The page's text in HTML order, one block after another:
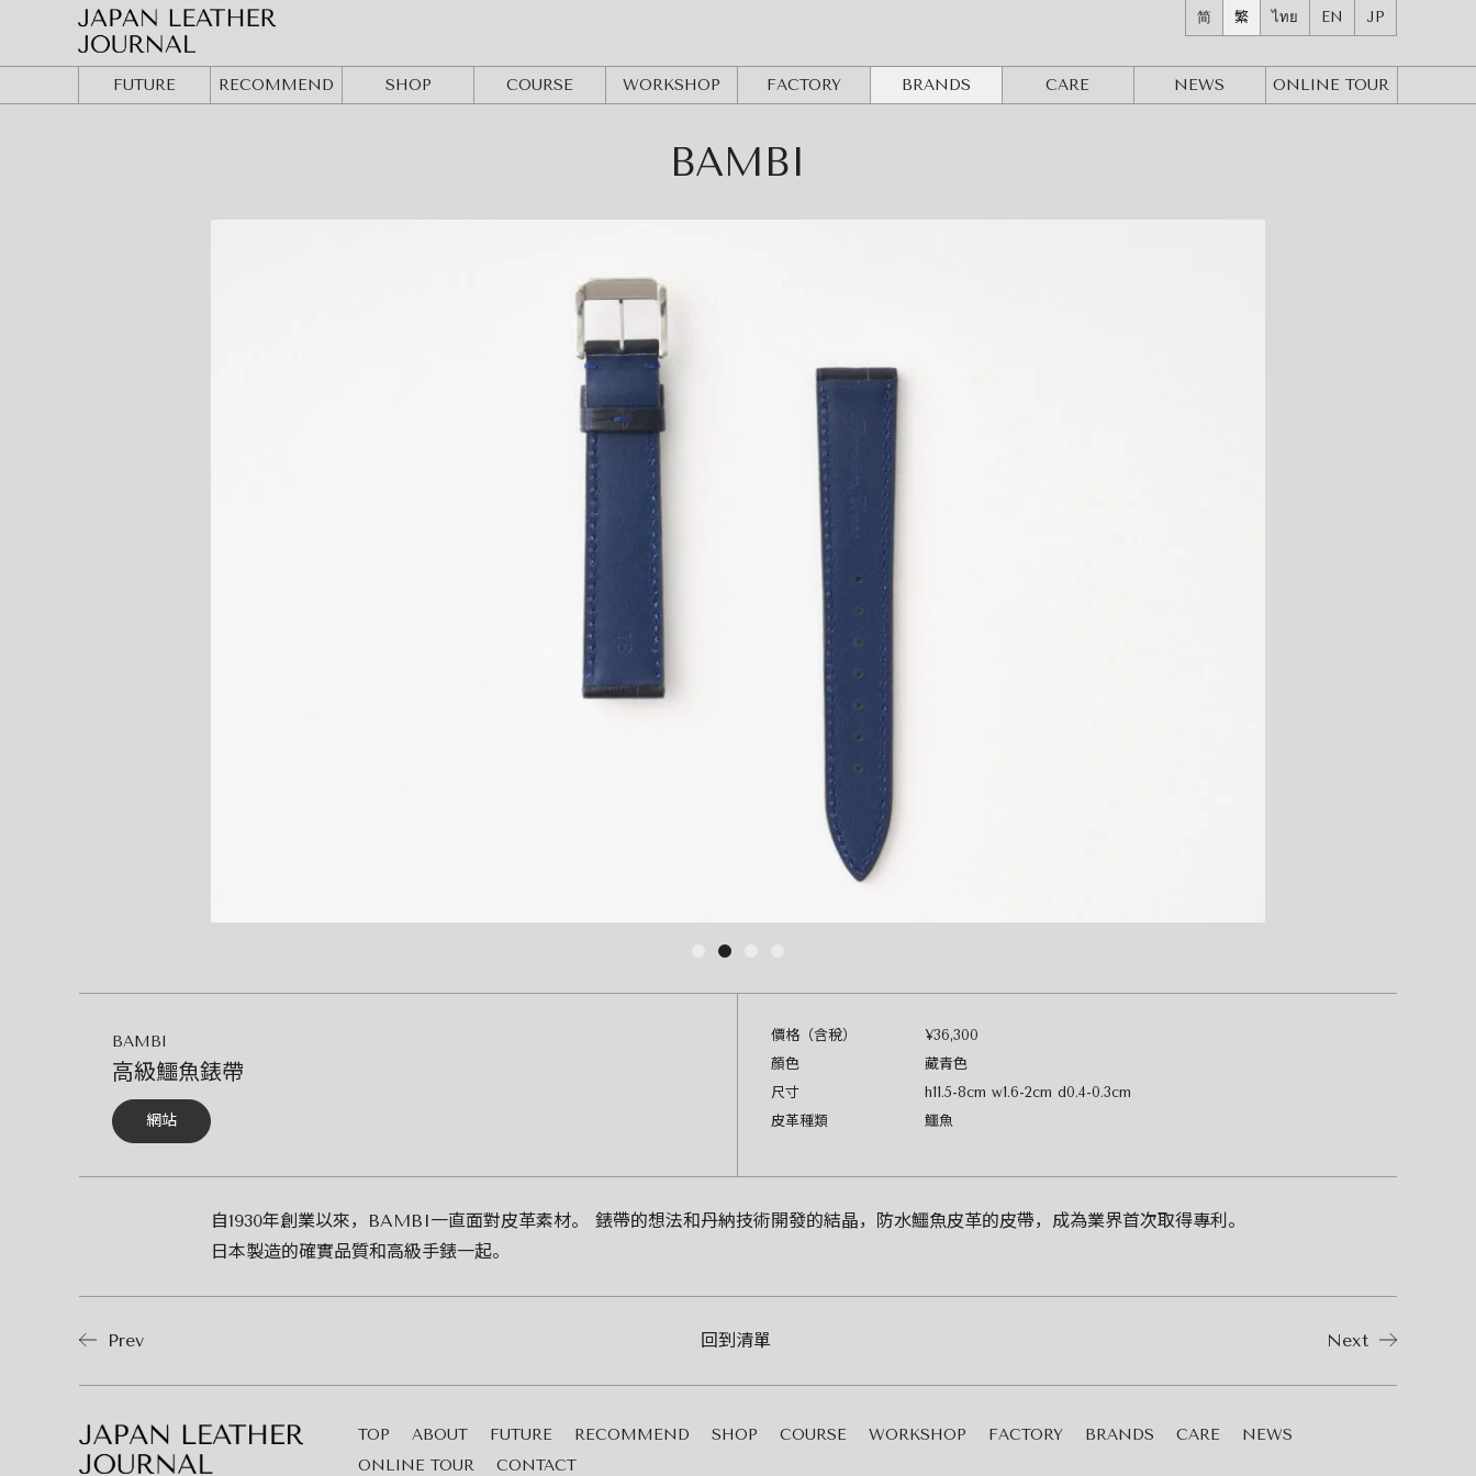
简 繁 ไทย EN JP
FUTURE RECOMMEND SHOP COURSE WORKSHOP FACTORY BRANDS CARE NEWS ONLINE TOUR
BAMBI
BAMBI
高級鱷魚錶帶
網站
價格（含稅）
¥36,300
顏色
藏青色
尺寸
h11.5-8cm w1.6-2cm d0.4-0.3cm
皮革種類
鱷魚
自1930年創業以來，BAMBI一直面對皮革素材。 錶帶的想法和丹納技術開發的結晶，防水鱷魚皮革的皮帶，成為業界首次取得專利。
日本製造的確實品質和高級手錶一起。
Prev 回到清單 Next
TOP ABOUT FUTURE RECOMMEND SHOP COURSE WORKSHOP FACTORY BRANDS CARE
NEWS
ONLINE TOUR
CONTACT